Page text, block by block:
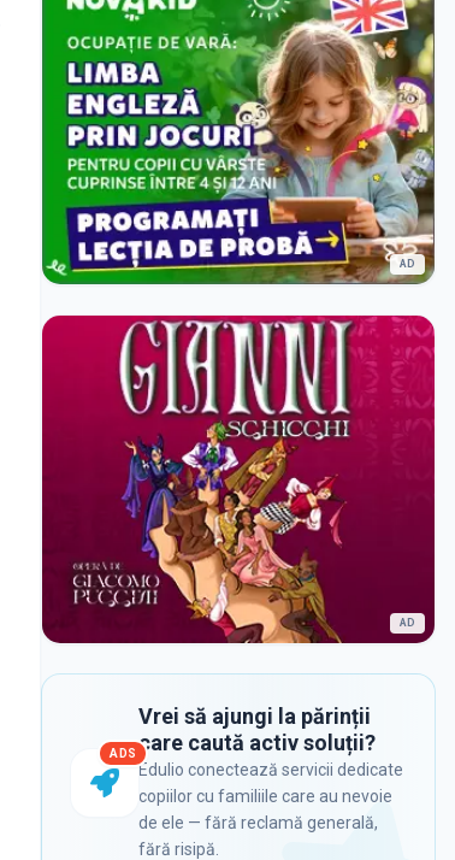
AD
AD
ADS
Vrei să ajungi la părinții
care caută activ soluții?
Edulio conectează servicii dedicate
copiilor cu familiile care au nevoie
de ele — fără reclamă generală,
fără risipă.